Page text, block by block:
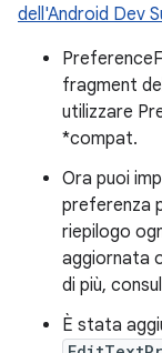
dell'Android Dev
fragment
utilizzare
*compat.
Ora puoi
preferenza
riepilogo
aggiornata
di più,
È stata